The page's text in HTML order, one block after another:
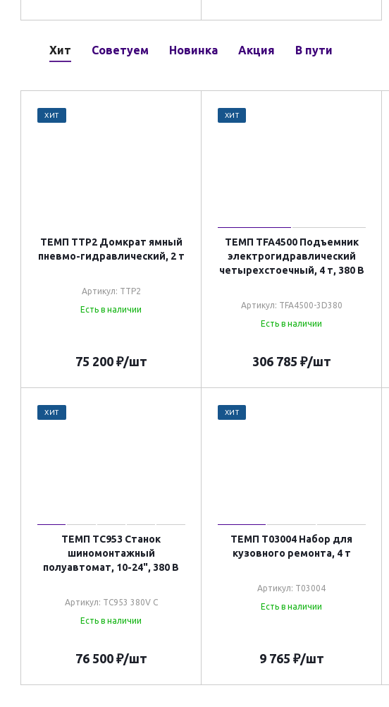
Хит Советуем Новинка Акция В пути
ХИТ
ТЕМП TTP2 Домкрат ямный
пневмо-гидравлический, 2 т
Артикул: TTP2
Есть в наличии
75 200₽/шт
ХИТ
ТЕМП TFA4500 Подъемник
электрогидравлический
четырехстоечный, 4 т, 380 В
Артикул: TFA4500-3D380
Есть в наличии
306 785 ₽/шт
ХИТ
ТЕМП TC953 Станок
шиномонтажный
полуавтомат, 10-24", 380 В
Артикул: TC953 380V C
Есть в наличии
76 500₽/шт
ХИТ
ТЕМП T03004 Набор для
кузовного ремонта, 4 т
Артикул: T03004
Есть в наличии
9 765 ₽/шт